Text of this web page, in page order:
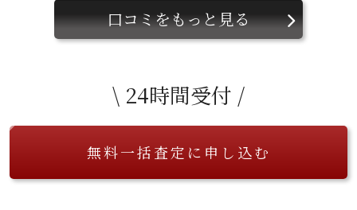
口コミをもっと見る
\ 24時間受付 /
無料一括査定に申し込む